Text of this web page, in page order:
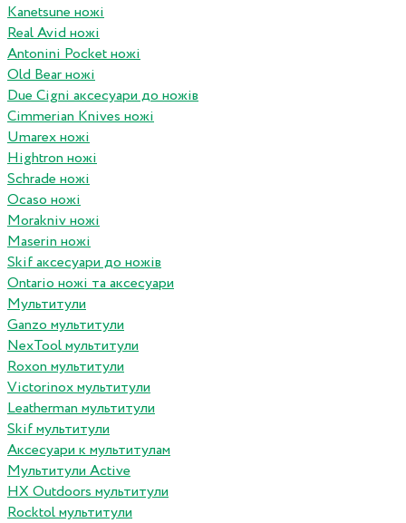
Kanetsune ножі
Real Avid ножі
Antonini Pocket ножі
Old Bear ножі
Due Cigni аксесуари до ножів
Cimmerian Knives ножі
Umarex ножі
Hightron ножі
Schrade ножі
Ocaso ножі
Morakniv ножі
Maserin ножі
Skif аксесуари до ножів
Ontario ножі та аксесуари
Мультитули
Ganzo мультитули
NexTool мультитули
Roxon мультитули
Victorinox мультитули
Leatherman мультитули
Skif мультитули
Аксесуари к мультитулам
Мультитули Active
HX Outdoors мультитули
Rocktol мультитули